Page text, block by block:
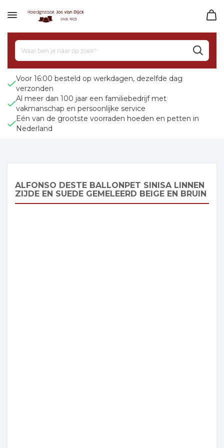
Voor 16:00 besteld op werkdagen, dezelfde dag
verzonden
Al meer dan 100 jaar een familiebedrijf met
vakmanschap en persoonlijke service
Eén van de grootste voorraden hoeden en petten in
Nederland
ALFONSO DESTE BALLONPET SINISA LINNEN
ZIJDE EN SUEDE GEMELEERD BEIGE EN BRUIN